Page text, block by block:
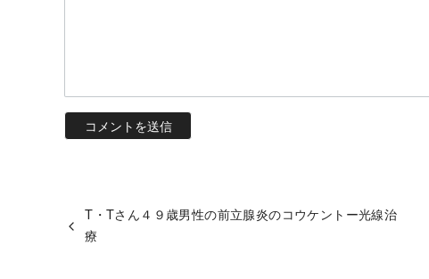
T・Tさん４９歳男性の前立腺炎のコウケントー光線治
療